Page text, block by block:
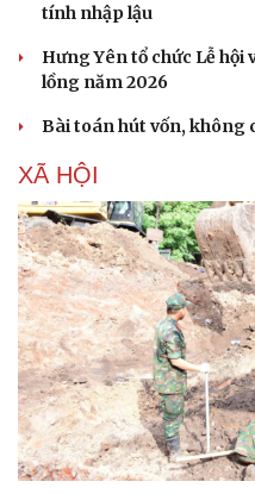
Sức khỏe
Dinh dưỡng - món ngon
tính nhập lậu
Hưng Yên tổ chức Lễ
lồng năm 2026
Bài toán hút vốn, không
XÃ HỘI